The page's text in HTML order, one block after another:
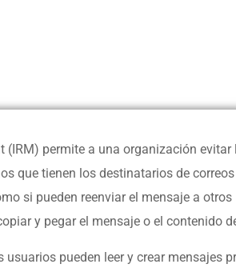
permite a una organización evitar
que tienen los destinatarios de correos
si pueden reenviar el mensaje a otros
y pegar el mensaje o el contenido
pueden leer y crear mensajes